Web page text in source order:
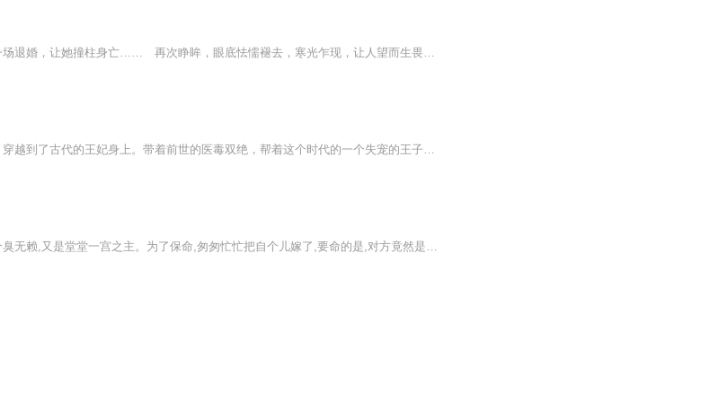
云府千金胆小懦弱，金銮殿上的一场退婚，让她撞柱身亡…… 再次睁眸，眼底怯懦褪去，寒光乍现，让人望而生畏缓步踏进血迹斑斑的大殿，清冷微寒的嗓音缓缓响起“那就随了辰王的愿！” 人人都道是，云府千金历经坎坷性情大变殊不知，这同一具身体内住着的...
一个女特种兵王执行任务中身亡，穿越到了古代的王妃身上。带着前世的医毒双绝，帮着这个时代的一个失宠的王子走上了夺嫡艰难历程，宫斗，权谋，猎杀，一路精彩的故事情节。
【内容简介】迷迷糊糊招惹上一个臭无赖,又是堂堂一宫之主。为了保命,匆匆忙忙把自个儿嫁了,要命的是,对方竟然是传说中杀人不眨眼的南王殿下。想逃离这乱七八糟的几雄相争,但始终逃不出她的前世今生,唯美轮回,千年前欠下的夜后命格……【作者简介】原著：某...